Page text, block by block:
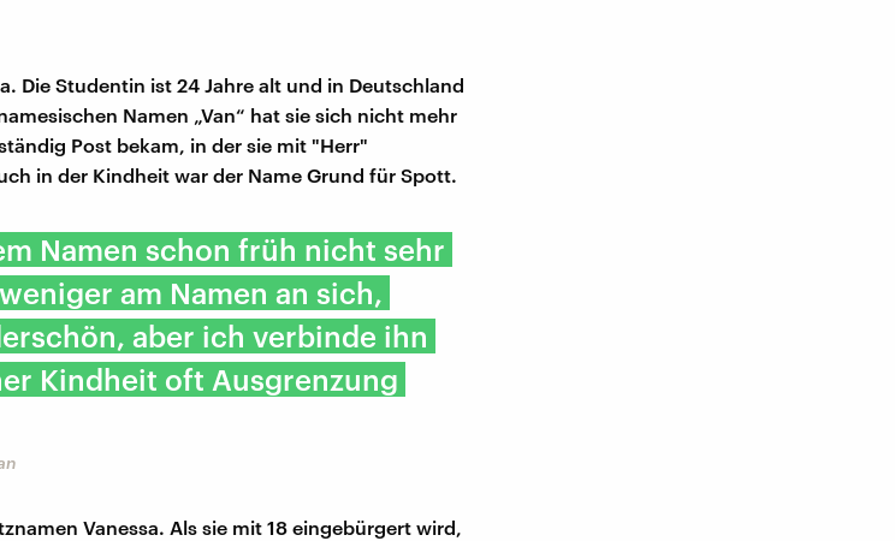
Die Studentin ist 24 Jahre alt und in Deutschland
Namen „Van“ hat sie sich nicht mehr
Post bekam, in der sie mit "Herr"
in der Kindheit war der Name Grund für Spott.
Namen schon früh nicht sehr
am Namen an sich,
aber ich verbinde ihn
Kindheit oft Ausgrenzung
Vanessa. Als sie mit 18 eingebürgert wird,